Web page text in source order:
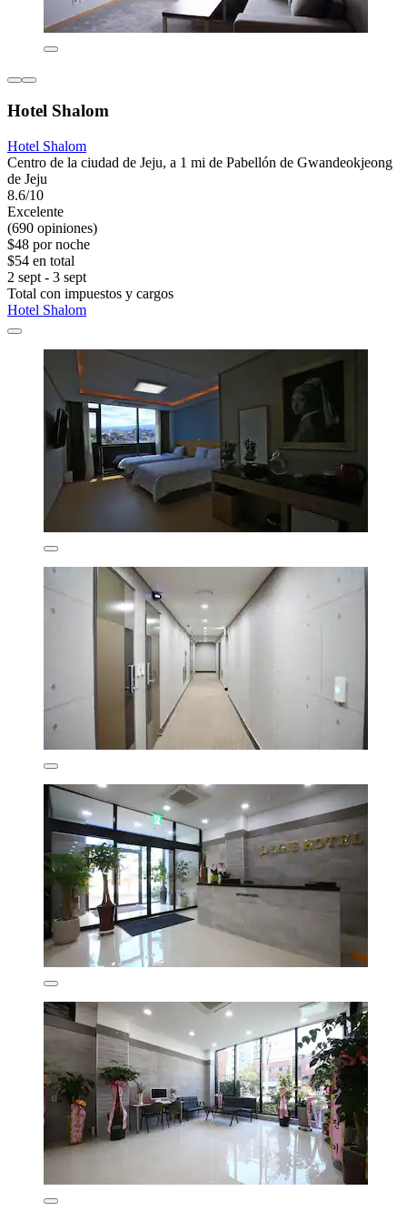
Hotel Shalom
Hotel Shalom
Centro de la ciudad de Jeju, a 1 mi de Pabellón de Gwandeokjeong
de Jeju
8.6/10
Excelente
(690 opiniones)
$48 por noche
$54 en total
2 sept - 3 sept
Total con impuestos y cargos
Hotel Shalom